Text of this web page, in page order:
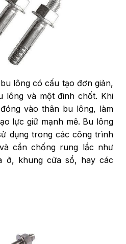
lông có cấu tạo đơn giản,
lông và một đinh chốt. Khi
vào thân bu lông, làm
lực giữ mạnh mẽ. Bu lông
dụng trong các công trình
cần chống rung lắc như
ở, khung cửa sổ, hay các